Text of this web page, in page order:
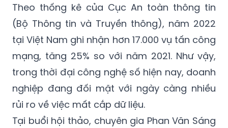
Theo thống kê của Cục An toàn thông tin
(Bộ Thông tin và Truyền thông), năm 2022
tại Việt Nam ghi nhận hơn 17.000 vụ tấn công
mạng, tăng 25% so với năm 2021. Như vậy,
trong thời đại công nghệ số hiện nay, doanh
nghiệp đang đối mặt với ngày càng nhiều
rủi ro về việc mất cắp dữ liệu.
Tại buổi hội thảo, chuyên gia Phan Văn Sáng